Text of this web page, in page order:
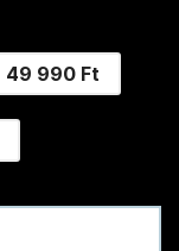
49 990 Ft